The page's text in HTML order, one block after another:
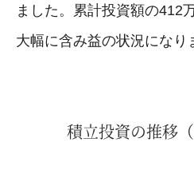
ました。累計投資額の412
大幅に含み益の状況になり
積立投資の推移